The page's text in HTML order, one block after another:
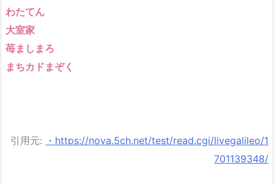
わたてん
大室家
苺ましまろ
まちカドまぞく
引用元:
・https://nova.5ch.net/test/read.cgi/livegalileo/1
701139348/